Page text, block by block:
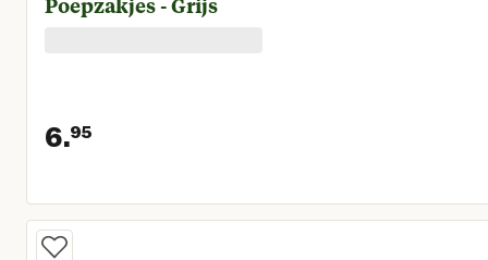
Poepzakjes - Grijs
6.95
Huidige prijs € 6,95